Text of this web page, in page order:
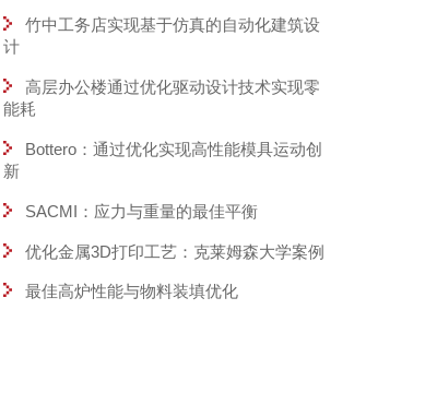
竹中工务店实现基于仿真的自动化建筑设
计
高层办公楼通过优化驱动设计技术实现零
能耗
Bottero：通过优化实现高性能模具运动创
新
SACMI：应力与重量的最佳平衡
优化金属3D打印工艺：克莱姆森大学案例
最佳高炉性能与物料装填优化